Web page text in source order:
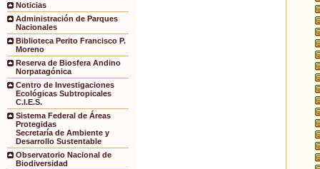
Noticias
Administración de Parques
Nacionales
Biblioteca Perito Francisco P.
Moreno
Reserva de Biosfera Andino
Norpatagónica
Centro de Investigaciones
Ecológicas Subtropicales
C.I.E.S.
Sistema Federal de Áreas
Protegidas
Secretaría de Ambiente y
Desarrollo Sustentable
Observatorio Nacional de
Biodiversidad